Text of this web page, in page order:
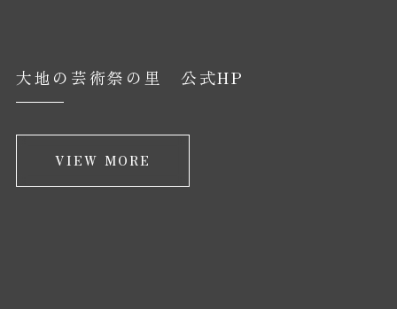
大地の芸術祭の里 公式HP
VIEW MORE